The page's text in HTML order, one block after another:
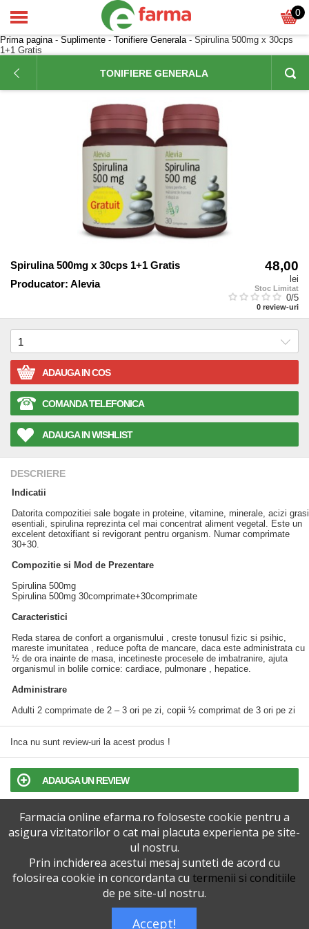
0
Prima pagina- Suplimente - Tonifiere Generala- Spirulina 500mg x 30cps
1+1 Gratis
TONIFIERE GENERALA
Spirulina 500mg x 30cps 1+1 Gratis
Producator: Alevia
48,00
lei
Stoc Limitat
0/5
0 review-uri
ADAUGA IN COS
COMANDA TELEFONICA
ADAUGA IN WISHLIST
DESCRIERE
Indicatii
Datorita compozitiei sale bogate in proteine, vitamine, minerale, acizi grasi
esentiali, spirulina reprezinta cel mai concentrat aliment vegetal. Este un
excelent detoxifiant si revigorant pentru organism. Numar comprimate
30+30.
Compozitie si Mod de Prezentare
Spirulina 500mg
Spirulina 500mg 30comprimate+30comprimate
Caracteristici
Reda starea de confort a organismului , creste tonusul fizic si psihic,
mareste imunitatea , reduce pofta de mancare, daca este administrata cu
½ de ora inainte de masa, incetineste procesele de imbatranire, ajuta
organismul in bolile cornice: cardiace, pulmonare , hepatice.
Administrare
Adulti 2 comprimate de 2 – 3 ori pe zi, copii ½ comprimat de 3 ori pe zi
Inca nu sunt review-uri la acest produs !
ADAUGA UN REVIEW
TERMENI SI CONDITII
POLITICA DE CONFIDENTIALITATE
VERSIUNEA DESKTOP
Farmacia online efarma.ro foloseste cookie pentru a
asigura vizitatorilor o cat mai placuta experienta pe site-
ul nostru.
Prin inchiderea acestui mesaj sunteti de acord cu
folosirea cookie in concordanta cu termenii si conditiile
de pe site-ul nostru.
Accept!